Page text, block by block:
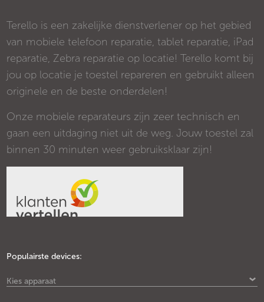
Terello is een zakelijke dienstverlener op het gebied
van mobiele telefoon reparatie, tablet reparatie, iPad
reparatie, Zebra reparatie op locatie! Terello komt bij
jou op locatie je toestel repareren en gebruikt alleen
originele en de beste onderdelen!
Onze mobiele reparateurs zijn zeer technisch en
gaan een uitdaging niet uit de weg. Jouw toestel zal
binnen 30 minuten weer gebruiksklaar zijn!
Populairste devices:
Kies apparaat